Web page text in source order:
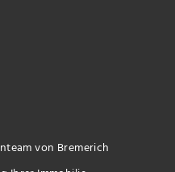
von Bremerich